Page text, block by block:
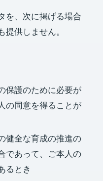
を、次に掲げる場合
提供しません。
保護のために必要が
の同意を得ることが
健全な育成の推進の
であって、ご本人の
るとき